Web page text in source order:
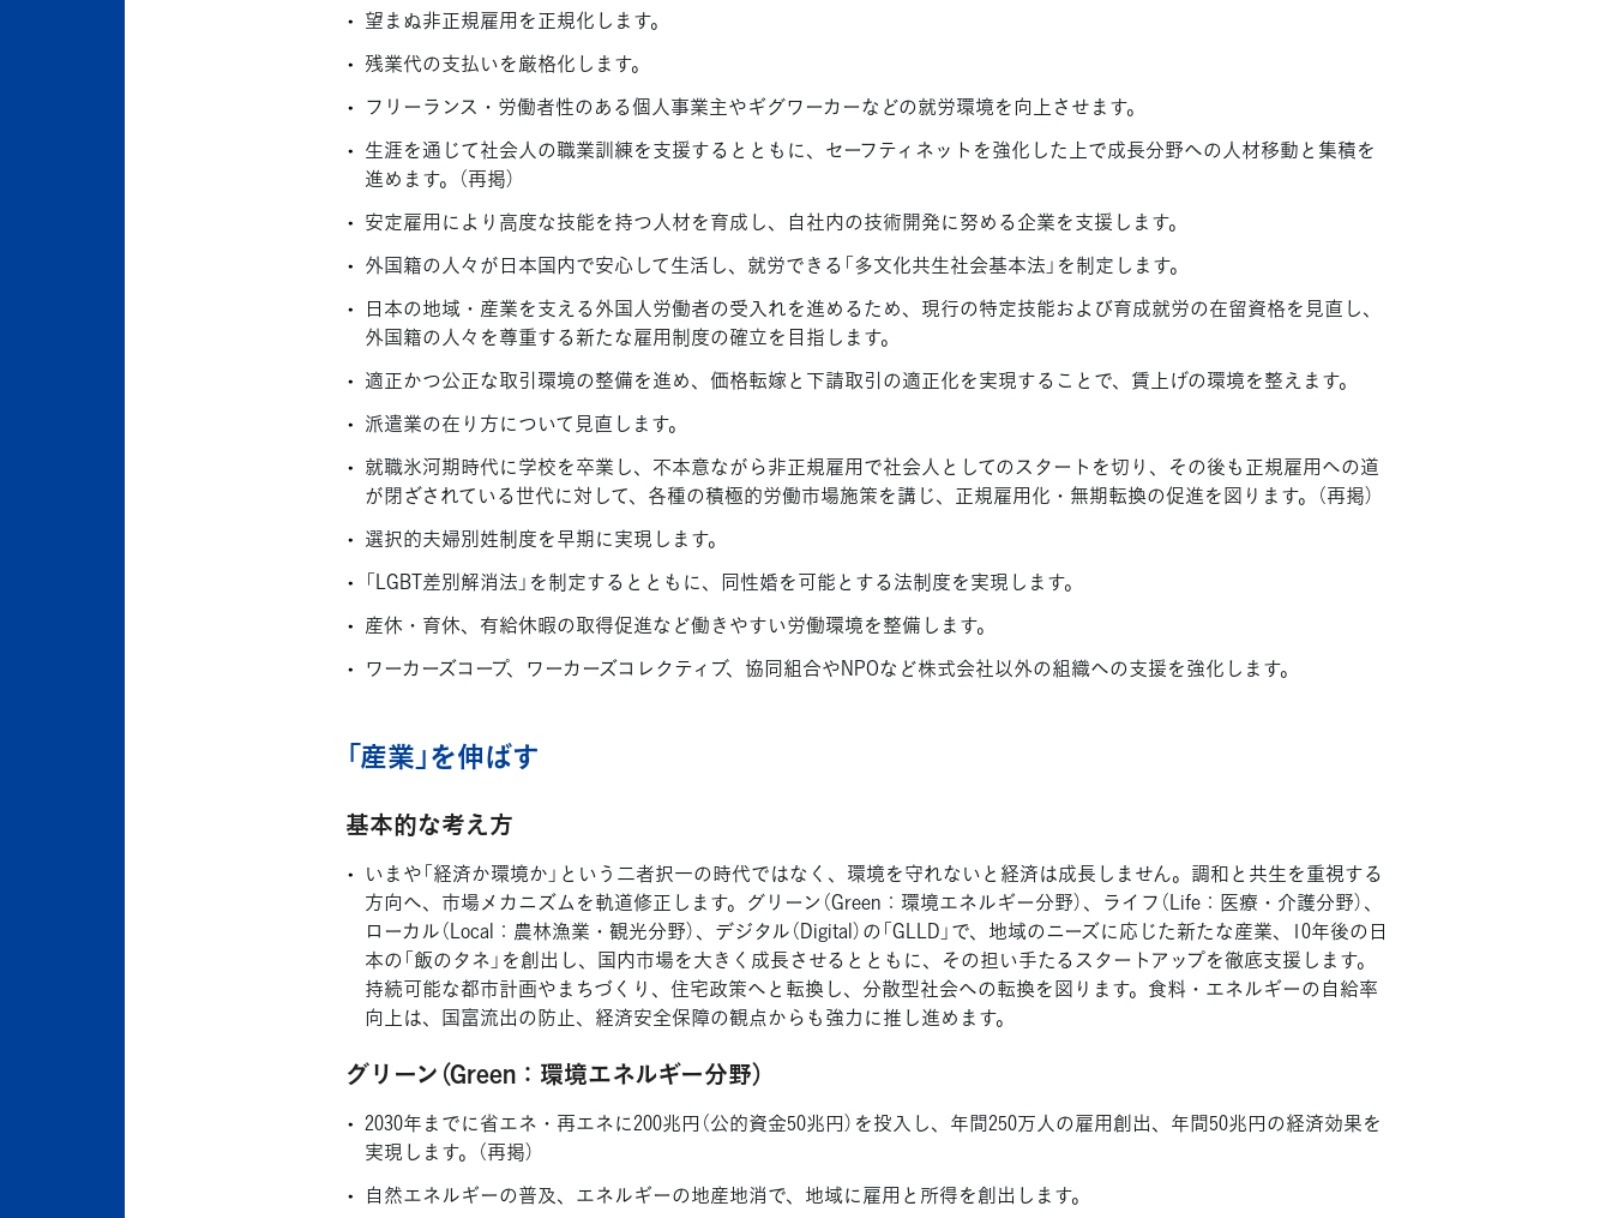
望まぬ非正規雇用を正規化します。
残業代の支払いを厳格化します。
フリーランス・労働者性のある個人事業主やギグワーカーなどの就労環境を向上させます。
生涯を通じて社会人の職業訓練を支援するとともに、セーフティネットを強化した上で成長分野への人材移動と集積を
進めます。（再掲）
安定雇用により高度な技能を持つ人材を育成し、自社内の技術開発に努める企業を支援します。
外国籍の人々が日本国内で安心して生活し、就労できる「多文化共生社会基本法」を制定します。
日本の地域・産業を支える外国人労働者の受入れを進めるため、現行の特定技能および育成就労の在留資格を見直し、
外国籍の人々を尊重する新たな雇用制度の確立を目指します。
適正かつ公正な取引環境の整備を進め、価格転嫁と下請取引の適正化を実現することで、賃上げの環境を整えます。
派遣業の在り方について見直します。
就職氷河期時代に学校を卒業し、不本意ながら非正規雇用で社会人としてのスタートを切り、その後も正規雇用への道
が閉ざされている世代に対して、各種の積極的労働市場施策を講じ、正規雇用化・無期転換の促進を図ります。（再掲）
選択的夫婦別姓制度を早期に実現します。
「LGBT差別解消法」を制定するとともに、同性婚を可能とする法制度を実現します。
産休・育休、有給休暇の取得促進など働きやすい労働環境を整備します。
ワーカーズコープ、ワーカーズコレクティブ、協同組合やNPOなど株式会社以外の組織への支援を強化します。
「産業」を伸ばす
基本的な考え方
いまや「経済か環境か」という二者択一の時代ではなく、環境を守れないと経済は成長しません。調和と共生を重視する
方向へ、市場メカニズムを軌道修正します。グリーン（Green：環境エネルギー分野）、ライフ（Life：医療・介護分野）、
ローカル（Local：農林漁業・観光分野）、デジタル（Digital）の「GLLD」で、地域のニーズに応じた新たな産業、10年後の日
本の「飯のタネ」を創出し、国内市場を大きく成長させるとともに、その担い手たるスタートアップを徹底支援します。
持続可能な都市計画やまちづくり、住宅政策へと転換し、分散型社会への転換を図ります。食料・エネルギーの自給率
向上は、国富流出の防止、経済安全保障の観点からも強力に推し進めます。
グリーン（Green：環境エネルギー分野）
2030年までに省エネ・再エネに200兆円（公的資金50兆円）を投入し、年間250万人の雇用創出、年間50兆円の経済効果を
実現します。（再掲）
自然エネルギーの普及、エネルギーの地産地消で、地域に雇用と所得を創出します。